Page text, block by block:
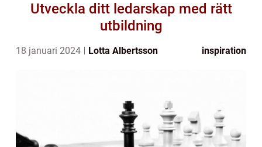
Utveckla ditt ledarskap med rätt
utbildning
18 januari 2024 Lotta Albertsson inspiration